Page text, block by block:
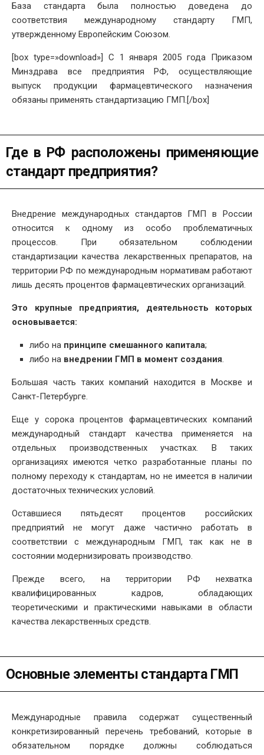
База стандарта была полностью доведена до
соответствия международному стандарту ГМП,
утвержденному Европейским Союзом.
[box type=»download»] С 1 января 2005 года Приказом
Минздрава все предприятия РФ, осуществляющие
выпуск продукции фармацевтического назначения
обязаны применять стандартизацию ГМП.[/box]
Где в РФ расположены применяющие
стандарт предприятия?
Внедрение международных стандартов ГМП в России
относится к одному из особо проблематичных
процессов. При обязательном соблюдении
стандартизации качества лекарственных препаратов, на
территории РФ по международным нормативам работают
лишь десять процентов фармацевтических организаций.
Это крупные предприятия, деятельность которых
основывается:
либо на принципе смешанного капитала;
либо на внедрении ГМП в момент создания.
Большая часть таких компаний находится в Москве и
Санкт-Петербурге.
Еще у сорока процентов фармацевтических компаний
международный стандарт качества применяется на
отдельных производственных участках. В таких
организациях имеются четко разработанные планы по
полному переходу к стандартам, но не имеется в наличии
достаточных технических условий.
Оставшиеся пятьдесят процентов российских
предприятий не могут даже частично работать в
соответствии с международным ГМП, так как не в
состоянии модернизировать производство.
Прежде всего, на территории РФ нехватка
квалифицированных кадров, обладающих
теоретическими и практическими навыками в области
качества лекарственных средств.
Основные элементы стандарта ГМП
Международные правила содержат существенный
конкретизированный перечень требований, которые в
обязательном порядке должны соблюдаться